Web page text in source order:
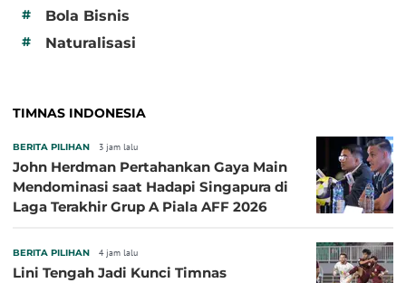
# Bola Bisnis
# Naturalisasi
TIMNAS INDONESIA
BERITA PILIHAN 3 jam lalu
John Herdman Pertahankan Gaya Main
Mendominasi saat Hadapi Singapura di
Laga Terakhir Grup A Piala AFF 2026
BERITA PILIHAN 4 jam lalu
Lini Tengah Jadi Kunci Timnas